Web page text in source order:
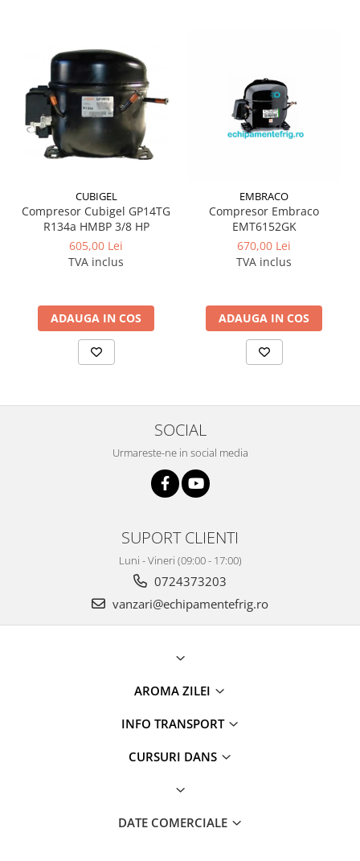
CUBIGEL
Compresor Cubigel GP14TG
R134a HMBP 3/8 HP
605,00 Lei
TVA inclus
ADAUGA IN COS
EMBRACO
Compresor Embraco
EMT6152GK
670,00 Lei
TVA inclus
ADAUGA IN COS
SOCIAL
Urmareste-ne in social media
SUPORT CLIENTI
Luni - Vineri (09:00 - 17:00)
0724373203
vanzari@echipamentefrig.ro
AROMA ZILEI
INFO TRANSPORT
CURSURI DANS
DATE COMERCIALE